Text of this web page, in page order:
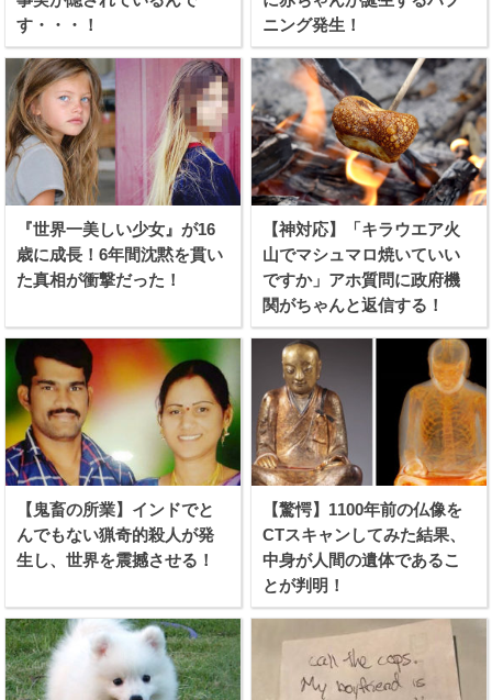
す・・・！
ニング発生！
『世界一美しい少女』が16
歳に成長！6年間沈黙を貫い
た真相が衝撃だった！
【神対応】「キラウエア火
山でマシュマロ焼いていい
ですか」アホ質問に政府機
関がちゃんと返信する！
【鬼畜の所業】インドでと
んでもない猟奇的殺人が発
生し、世界を震撼させる！
【驚愕】1100年前の仏像を
CTスキャンしてみた結果、
中身が人間の遺体であるこ
とが判明！